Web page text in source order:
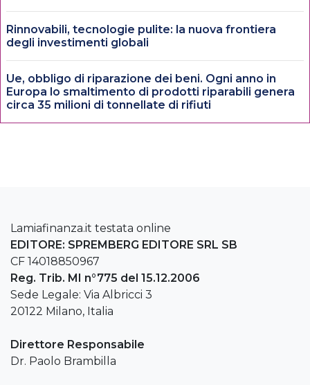
Rinnovabili, tecnologie pulite: la nuova frontiera
degli investimenti globali
Ue, obbligo di riparazione dei beni. Ogni anno in
Europa lo smaltimento di prodotti riparabili genera
circa 35 milioni di tonnellate di rifiuti
Lamiafinanza.it testata online
EDITORE: SPREMBERG EDITORE SRL SB
CF 14018850967
Reg. Trib. MI n°775 del 15.12.2006
Sede Legale: Via Albricci 3
20122 Milano, Italia
Direttore Responsabile
Dr. Paolo Brambilla